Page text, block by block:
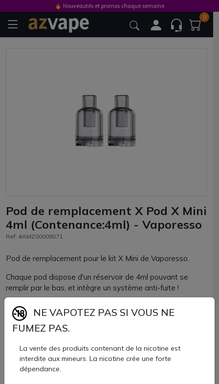
0
Pod de remplacement X Pod X Mini
4ml (Contenance:4ml) - Vaporesso
Ref: #AMZ00008071
Pod de remplacement pour le kit X Mini de Vaporesso.
Chaque pod dispose d'un réservoir de 4ml pouvant se
remplir par le bas, et intègre un système anti-fuite !
Vendu par lot de 2 unités
Quantité
🔥 Nouveautés et promos chaque semaine
NE VAPOTEZ PAS SI VOUS NE
FUMEZ PAS.
La vente des produits contenant de la nicotine est
interdite aux mineurs. La nicotine crée une forte
dépendance.